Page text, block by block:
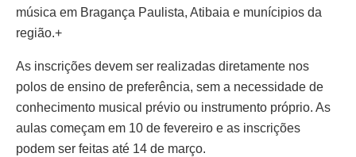
música em Bragança Paulista, Atibaia e munícipios da
região.+
As inscrições devem ser realizadas diretamente nos
polos de ensino de preferência, sem a necessidade de
conhecimento musical prévio ou instrumento próprio. As
aulas começam em 10 de fevereiro e as inscrições
podem ser feitas até 14 de março.